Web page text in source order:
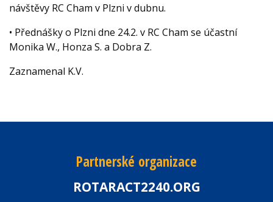
návštěvy RC Cham v Plzni v dubnu.
• Přednášky o Plzni dne 24.2. v RC Cham se účastní
Monika W., Honza S. a Dobra Z.
Zaznamenal K.V.
Partnerské organizace
ROTARACT2240.ORG